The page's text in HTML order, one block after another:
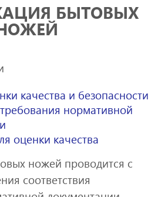
БЫТОВЫХ
качества и безопасности
нормативной
оценки качества
ножей проводится с
соответствия